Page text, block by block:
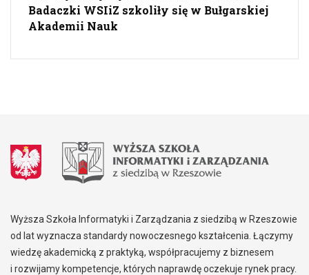
Badaczki WSIiZ szkoliły się w Bułgarskiej
Akademii Nauk
Wyższa Szkoła Informatyki i Zarządzania z siedzibą w Rzeszowie
od lat wyznacza standardy nowoczesnego kształcenia. Łączymy
wiedzę akademicką z praktyką, współpracujemy z biznesem
i rozwijamy kompetencje, których naprawdę oczekuje rynek pracy.